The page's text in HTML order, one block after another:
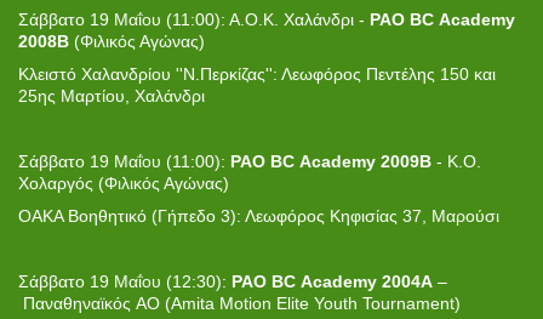
Σάββατο 19 Μαΐου (11:00): Α.Ο.Κ. Χαλάνδρι - PAO BC Academy
2008B (Φιλικός Αγώνας)
Κλειστό Χαλανδρίου ''Ν.Περκίζας'': Λεωφόρος Πεντέλης 150 και
25ης Μαρτίου, Χαλάνδρι
Σάββατο 19 Μαΐου (11:00): PAO BC Academy 2009B - Κ.Ο.
Χολαργός (Φιλικός Αγώνας)
ΟΑΚΑ Βοηθητικό (Γήπεδο 3): Λεωφόρος Κηφισίας 37, Μαρούσι
Σάββατο 19 Μαΐου (12:30): PAO BC Academy 2004A –
Παναθηναϊκός ΑΟ (Amita Motion Elite Youth Tournament)